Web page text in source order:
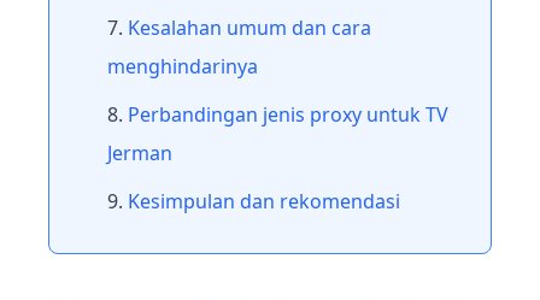
Kesalahan umum dan cara
menghindarinya
Perbandingan jenis proxy untuk TV
Jerman
Kesimpulan dan rekomendasi